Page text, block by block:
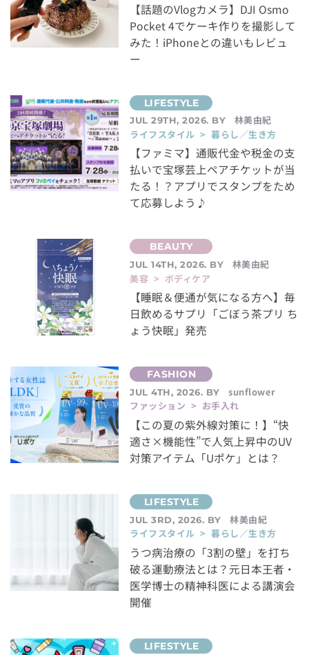
【話題のVlogカメラ】DJI Osmo
Pocket 4でケーキ作りを撮影して
みた！iPhoneとの違いもレビュ
ー
JUL 29TH, 2026. BY
林美由紀
ライフスタイル > 暮らし／生き方
【ファミマ】通販代金や税金の支
払いで宝塚芸上ペアチケットが当
たる！？アプリでスタンプをため
て応募しよう♪
JUL 14TH, 2026. BY
林美由紀
美容 > ボディケア
【睡眠＆便通が気になる方へ】毎
日飲めるサプリ「ごぼう茶プリ ち
ょう快眠」発売
JUL 4TH, 2026. BY
sunflower
ファッション > お手入れ
【この夏の紫外線対策に！】“快
適さ×機能性”で人気上昇中のUV
対策アイテム「Uポケ」とは？
JUL 3RD, 2026. BY
林美由紀
ライフスタイル > 暮らし／生き方
うつ病治療の「3割の壁」を打ち
破る運動療法とは？元日本王者・
医学博士の精神科医による講演会
開催